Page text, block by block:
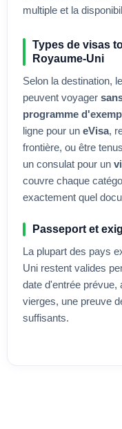
multiple et la
Types de visas
Royaume-Uni
Selon la destination,
peuvent voyager
programme
ligne pour un eVisa,
frontière, ou être
un consulat pour un
couvre chaque
exactement quel
Passeport et
La plupart des pays
Uni restent valides
date d'entrée prévue,
vierges, une preuve
suffisants.